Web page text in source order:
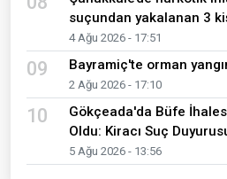
suçundan yakalanan 3
4 Ağu 2026 - 17:51
09 Bayramiç'te orman
2 Ağu 2026 - 17:10
10
Gökçeada'da Büfe
Oldu: Kiracı Suç
5 Ağu 2026 - 13:56